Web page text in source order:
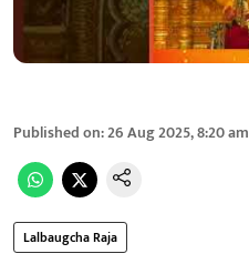
Published on:26 Aug 2025, 8:20 am
Lalbaugcha Raja